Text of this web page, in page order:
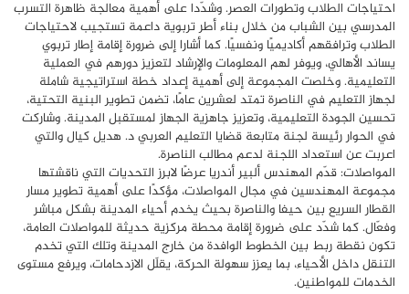
احتياجات الطلاب وتطورات العصر. وشدّدا على أهمية معالجة ظاهرة التسرب
المدرسي بين الشباب من خلال بناء أطر تربوية داعمة تستجيب لاحتياجات
الطلاب وترافقهم أكاديميًا ونفسيًا. كما أشارا إلى ضرورة إقامة إطار تربوي
يساند الأهالي، ويوفر لهم المعلومات والإرشاد لتعزيز دورهم في العملية
التعليمية. وخلصت المجموعة إلى أهمية إعداد خطة استراتيجية شاملة
لجهاز التعليم في الناصرة تمتد لعشرين عامًا، تضمن تطوير البنية التحتية،
تحسين الجودة التعليمية، وتعزيز جاهزية الجهاز لمستقبل المدينة. وشاركت
في الحوار رئيسة لجنة متابعة قضايا التعليم العربي د. هديل كيال والتي
اعربت عن استعداد اللجنة لدعم مطالب الناصرة.
المواصلات: قدّم المهندس ألبير أندريا عرضًا لابرز التحديات التي ناقشتها
مجموعة المهندسين في مجال المواصلات، مؤكدًا على أهمية تطوير مسار
القطار السريع بين حيفا والناصرة بحيث يخدم أحياء المدينة بشكل مباشر
وفعّال. كما شدّد على ضرورة إقامة محطة مركزية حديثة للمواصلات العامة،
تكون نقطة ربط بين الخطوط الوافدة من خارج المدينة وتلك التي تخدم
التنقل داخل الأحياء، بما يعزز سهولة الحركة، يقلّل الازدحامات، ويرفع مستوى
الخدمات للمواطنين.